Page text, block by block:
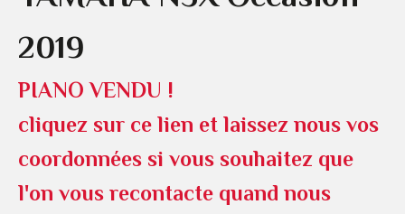
2019
PIANO VENDU !
cliquez sur ce lien et laissez nous vos
coordonnées si vous souhaitez que
l'on vous recontacte quand nous